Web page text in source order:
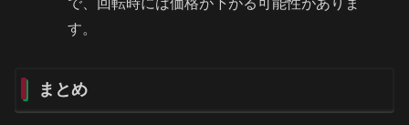
す。
まとめ